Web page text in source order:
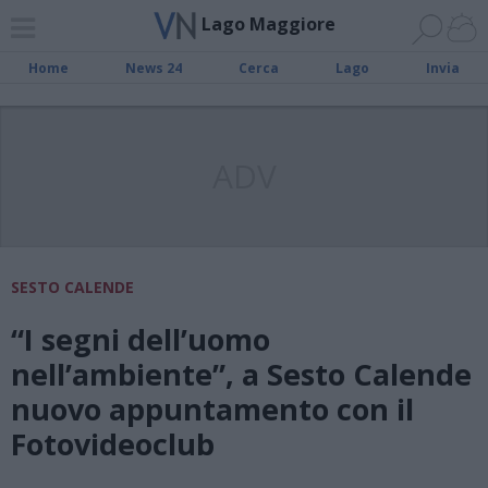
Lago Maggiore
Home News 24 Cerca Lago Invia
SESTO CALENDE
“I segni dell’uomo
nell’ambiente”, a Sesto Calende
nuovo appuntamento con il
Fotovideoclub